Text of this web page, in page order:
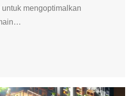
mengoptimalkan
…